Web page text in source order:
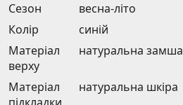
Сезон
весна-літо
Колір
синій
Матеріал
верху
натуральна замша
Матеріал
натуральна шкіра